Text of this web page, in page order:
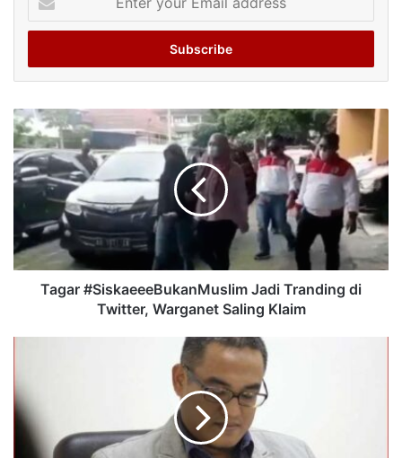
your
Email
Tagar #SiskaeeeBukanMuslim Jadi Tranding di
Twitter, Warganet Saling Klaim